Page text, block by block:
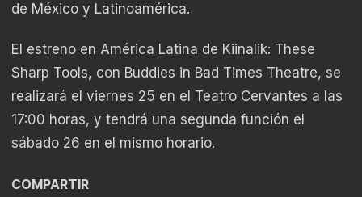
de México y Latinoamérica.
El estreno en América Latina de Kiinalik: These
Sharp Tools, con Buddies in Bad Times Theatre, se
realizará el viernes 25 en el Teatro Cervantes a las
17:00 horas, y tendrá una segunda función el
sábado 26 en el mismo horario.
COMPARTIR